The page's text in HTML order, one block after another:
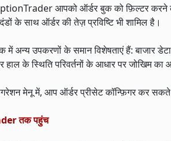
आपको ऑर्डर बुक को फ़िल्टर करने
के साथ ऑर्डर की तेज़ प्रविष्टि भी शामिल है।
अन्य उपकरणों के समान विशेषताएं हैं: बाजार
हाल के स्थिति परिवर्तनों के आधार पर जोखिम
मेनू में, आप ऑर्डर प्रीसेट कॉन्फ़िगर कर
तक पहुंच